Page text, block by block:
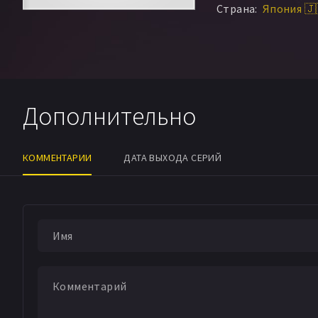
Страна: Япония
Дополнительно
КОММЕНТАРИИ ДАТА ВЫХОДА СЕРИЙ